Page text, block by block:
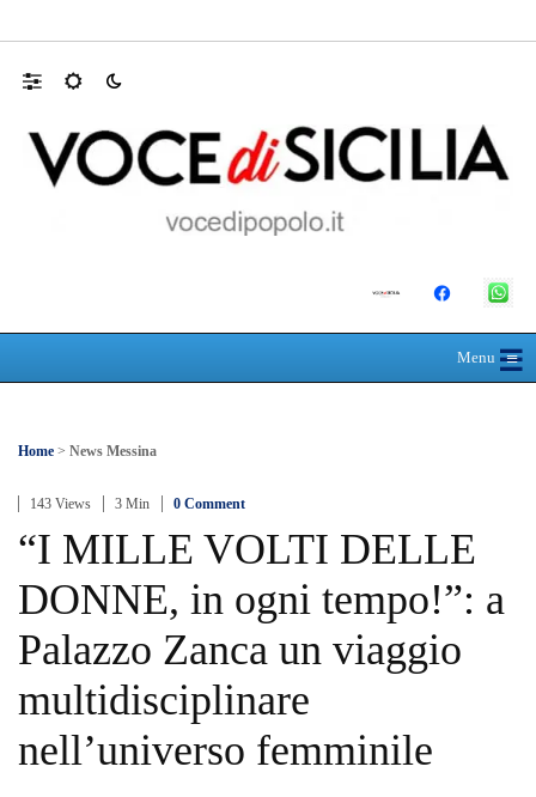
Menu≡
☰
Home > News Messina
143 Views 3 Min 0 Comment
“I MILLE VOLTI DELLE
DONNE, in ogni tempo!”: a
Palazzo Zanca un viaggio
multidisciplinare
nell’universo femminile